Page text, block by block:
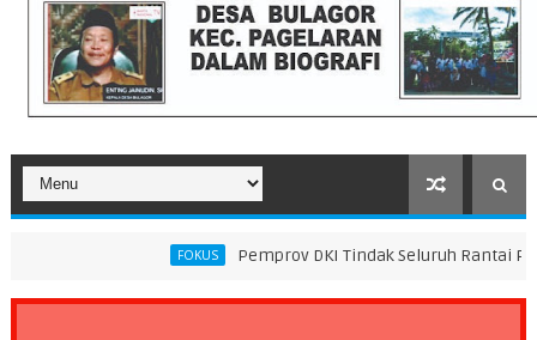
Pemprov DKI Tindak Seluruh Rantai Praktik